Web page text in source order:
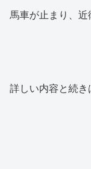
馬車が止まり、近
詳しい内容と続き